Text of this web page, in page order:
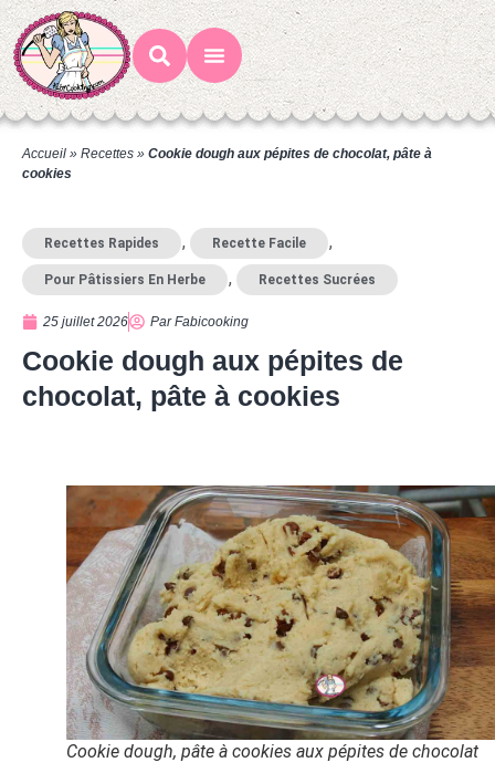
Accueil » Recettes » Cookie dough aux pépites de chocolat, pâte à
cookies
Recettes Rapides , Recette Facile ,
Pour Pâtissiers En Herbe , Recettes Sucrées
25 juillet 2026 ParFabicooking
Cookie dough aux pépites de
chocolat, pâte à cookies
Cookie dough, pâte à cookies aux pépites de chocolat